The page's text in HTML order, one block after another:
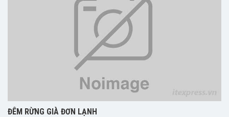
ĐÊM RỪNG GIÀ ĐƠN LẠNH